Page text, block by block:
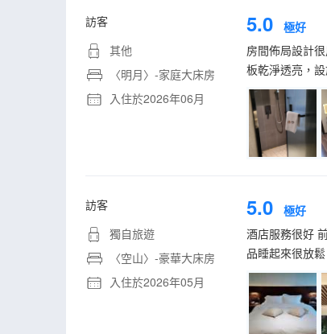
訪客
其他
〈明月〉-家庭大床房
入住於2026年06月
5.0 極好
房間佈局設計
板乾淨透亮，
訪客
獨自旅遊
〈空山〉-豪華大床房
入住於2026年05月
5.0 極好
酒店服務很好
品睡起來很放